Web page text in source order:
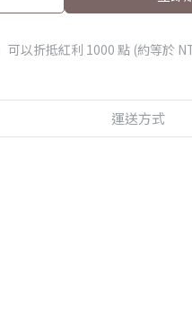
可以折抵紅利 1000 點 (約等於
運送方式